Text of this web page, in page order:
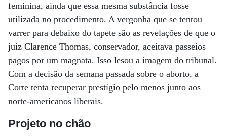
feminina, ainda que essa mesma substância fosse
utilizada no procedimento. A vergonha que se tentou
varrer para debaixo do tapete são as revelações de que o
juiz Clarence Thomas, conservador, aceitava passeios
pagos por um magnata. Isso lesou a imagem do tribunal.
Com a decisão da semana passada sobre o aborto, a
Corte tenta recuperar prestígio pelo menos junto aos
norte-americanos liberais.
Projeto no chão